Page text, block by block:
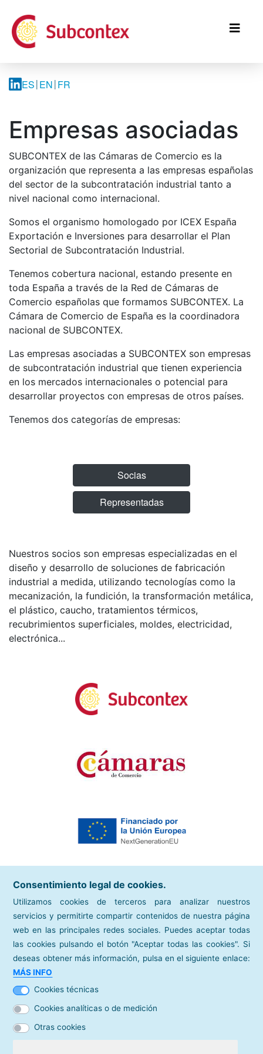
contenido
principal
ES EN FR
Empresas asociadas
SUBCONTEX de las Cámaras de Comercio es la
organización que representa a las empresas españolas
del sector de la subcontratación industrial tanto a
nivel nacional como internacional.
Somos el organismo homologado por ICEX España
Exportación e Inversiones para desarrollar el Plan
Sectorial de Subcontratación Industrial.
Tenemos cobertura nacional, estando presente en
toda España a través de la Red de Cámaras de
Comercio españolas que formamos SUBCONTEX. La
Cámara de Comercio de España es la coordinadora
nacional de SUBCONTEX.
Las empresas asociadas a SUBCONTEX son empresas
de subcontratación industrial que tienen experiencia
en los mercados internacionales o potencial para
desarrollar proyectos con empresas de otros países.
Tenemos dos categorías de empresas:
Socias
Representadas
Nuestros socios son empresas especializadas en el
diseño y desarrollo de soluciones de fabricación
industrial a medida, utilizando tecnologías como la
mecanización, la fundición, la transformación metálica,
el plástico, caucho, tratamientos térmicos,
recubrimientos superficiales, moldes, electricidad,
electrónica...
sitios de interés
Cámara de Comercio de España
directorios
contacto
Consentimiento legal de cookies.
Utilizamos cookies de terceros para analizar nuestros
servicios y permitirte compartir contenidos de nuestra página
web en las principales redes sociales. Puedes aceptar todas
las cookies pulsando el botón "Aceptar todas las cookies". Si
deseas obtener más información, pulsa en el siguiente enlace:
MÁS INFO
Cookies técnicas
Cookies analíticas o de medición
Otras cookies